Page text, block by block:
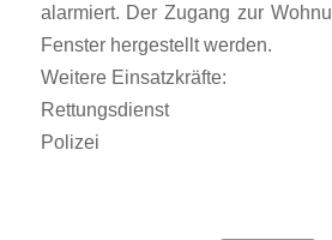
alarmiert. Der Zugang zur
Fenster hergestellt werden.
Weitere Einsatzkräfte:
Rettungsdienst
Polizei